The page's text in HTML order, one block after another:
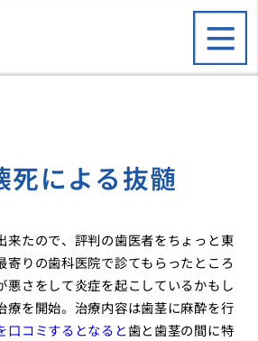
死による抜髄
来たので、評判の歯医者をちょっと東
寄りの歯科医院で診てもらったところ
悪さをして炎症を起こしているかもし
療を開始。治療内容は歯茎に麻酔を行
口コミするとなると歯と歯茎の間に特